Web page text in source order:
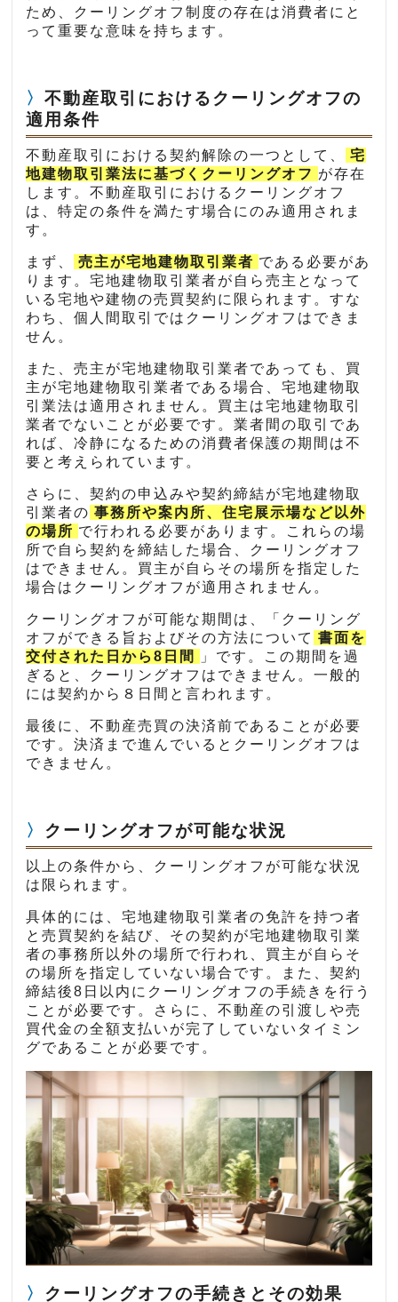
ため、クーリングオフ制度の存在は消費者にと
って重要な意味を持ちます。
不動産取引におけるクーリングオフの
適用条件
不動産取引における契約解除の一つとして、
宅
地建物取引業法に基づくクーリングオフ が存在
します。不動産取引におけるクーリングオフ
は、特定の条件を満たす場合にのみ適用されま
す。
まず、 売主が宅地建物取引業者 である必要があ
ります。宅地建物取引業者が自ら売主となって
いる宅地や建物の売買契約に限られます。すな
わち、個人間取引ではクーリングオフはできま
せん。
また、売主が宅地建物取引業者であっても、買
主が宅地建物取引業者である場合、宅地建物取
引業法は適用されません。買主は宅地建物取引
業者でないことが必要です。業者間の取引であ
れば、冷静になるための消費者保護の期間は不
要と考えられています。
さらに、契約の申込みや契約締結が宅地建物取
引業者の 事務所や案内所、住宅展示場など以外
の場所 で行われる必要があります。これらの場
所で自ら契約を締結した場合、クーリングオフ
はできません。買主が自らその場所を指定した
場合はクーリングオフが適用されません。
クーリングオフが可能な期間は、「クーリング
オフができる旨およびその方法について 書面を
交付された日から8日間
」です。この期間を過
ぎると、クーリングオフはできません。一般的
には契約から８日間と言われます。
最後に、不動産売買の決済前であることが必要
です。決済まで進んでいるとクーリングオフは
できません。
クーリングオフが可能な状況
以上の条件から、クーリングオフが可能な状況
は限られます。
具体的には、宅地建物取引業者の免許を持つ者
と売買契約を結び、その契約が宅地建物取引業
者の事務所以外の場所で行われ、買主が自らそ
の場所を指定していない場合です。また、契約
締結後8日以内にクーリングオフの手続きを行う
ことが必要です。さらに、不動産の引渡しや売
買代金の全額支払いが完了していないタイミン
グであることが必要です。
クーリングオフの手続きとその効果